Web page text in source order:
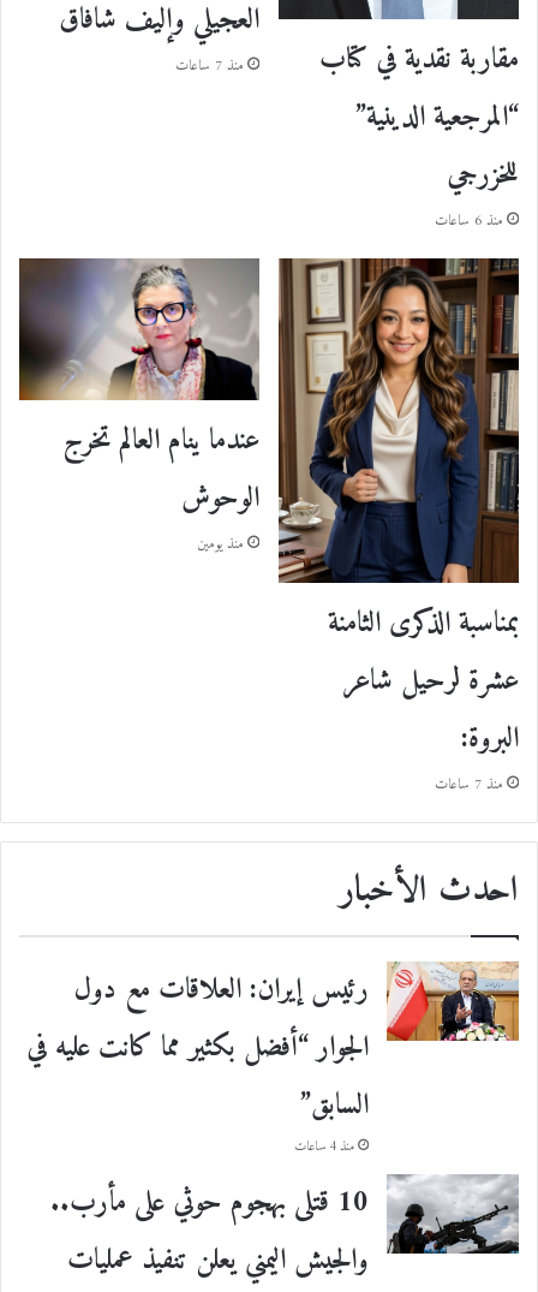
مقاربة نقدية في كتاب
“المرجعية الدينية”
للخزرجي
منذ 6 ساعات
العجيلي وإليف شافاق
منذ 7 ساعات
بمناسبة الذكرى الثامنة
عشرة لرحيل شاعر
البروة:
منذ 7 ساعات
عندما ينام العالم تخرج
الوحوش
منذ يومين
احدث الأخبار
رئيس إيران: العلاقات مع دول
الجوار “أفضل بكثير مما كانت عليه في
السابق”
منذ 4 ساعات
10 قتلى بهجوم حوثي على مأرب..
والجيش اليمني يعلن تنفيذ عمليات